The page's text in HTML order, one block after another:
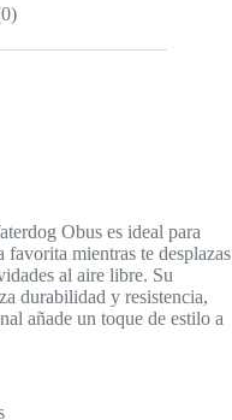
Obus es ideal para
mientras te desplazas
al aire libre. Su
durabilidad y resistencia,
añade un toque de estilo a